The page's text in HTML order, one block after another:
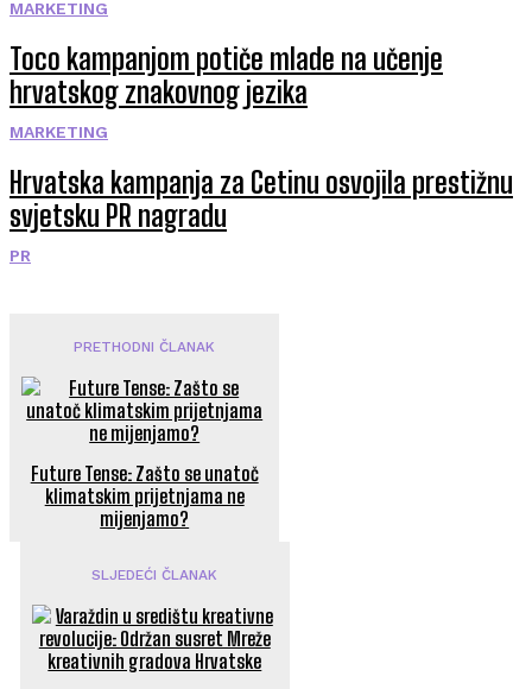
MARKETING
Toco kampanjom potiče mlade na učenje
hrvatskog znakovnog jezika
MARKETING
Hrvatska kampanja za Cetinu osvojila prestižnu
svjetsku PR nagradu
PR
PRETHODNI ČLANAK
Future Tense: Zašto se unatoč
klimatskim prijetnjama ne
mijenjamo?
SLJEDEĆI ČLANAK